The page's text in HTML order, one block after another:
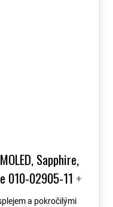
Sapphire,
010-02905-11 +
Czech PRO
a pokročilými